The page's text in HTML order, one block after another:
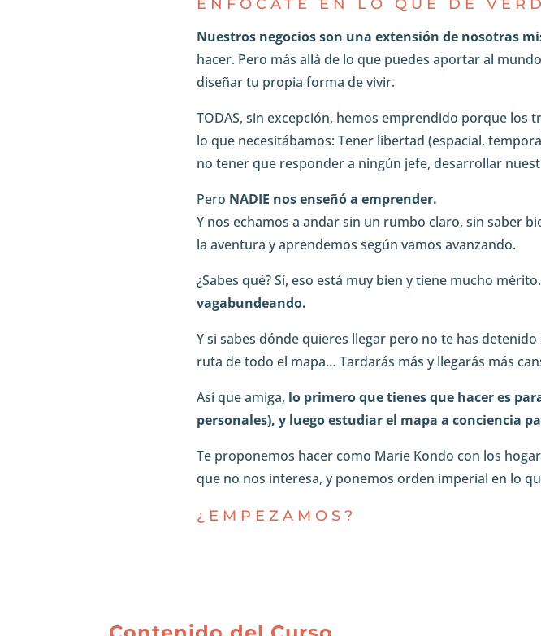
ENFÓCATE EN LO QUE DE
Nuestros negocios son una extensión de nosotras
hacer. Pero más allá de lo que puedes aportar al
diseñar tu propia forma de vivir.
TODAS, sin excepción, hemos emprendido porque los
lo que necesitábamos: Tener libertad (espacial,
no tener que responder a ningún jefe, desarrollar
Pero NADIE nos enseñó a emprender.
Y nos echamos a andar sin un rumbo claro, sin saber
la aventura y aprendemos según vamos avanzando.
¿Sabes qué? Sí, eso está muy bien y tiene mucho
vagabundeando.
Y si sabes dónde quieres llegar pero no te has
ruta de todo el mapa… Tardarás más y llegarás más
Así que amiga, lo primero que tienes que hacer es
personales), y luego estudiar el mapa a conciencia
Te proponemos hacer como Marie Kondo con los
que no nos interesa, y ponemos orden imperial en lo
¿EMPEZAMOS?